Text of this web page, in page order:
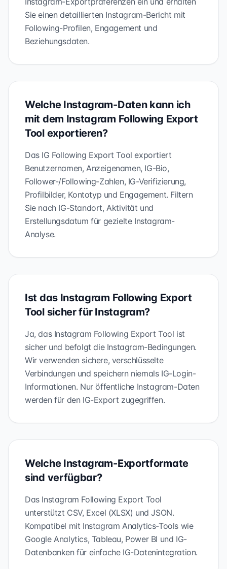
Sie einen detaillierten Instagram-Bericht mit
Following-Profilen, Engagement und
Beziehungsdaten.
Welche Instagram-Daten kann ich
mit dem Instagram Following Export
Tool exportieren?
Das IG Following Export Tool exportiert
Benutzernamen, Anzeigenamen, IG-Bio,
Follower-/Following-Zahlen, IG-Verifizierung,
Profilbilder, Kontotyp und Engagement. Filtern
Sie nach IG-Standort, Aktivität und
Erstellungsdatum für gezielte Instagram-
Analyse.
Ist das Instagram Following Export
Tool sicher für Instagram?
Ja, das Instagram Following Export Tool ist
sicher und befolgt die Instagram-Bedingungen.
Wir verwenden sichere, verschlüsselte
Verbindungen und speichern niemals IG-Login-
Informationen. Nur öffentliche Instagram-Daten
werden für den IG-Export zugegriffen.
Welche Instagram-Exportformate
sind verfügbar?
Das Instagram Following Export Tool
unterstützt CSV, Excel (XLSX) und JSON.
Kompatibel mit Instagram Analytics-Tools wie
Google Analytics, Tableau, Power BI und IG-
Datenbanken für einfache IG-Datenintegration.